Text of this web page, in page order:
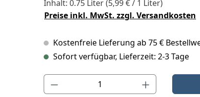
Inhalt: 0.75 Liter(5,99 € / 1 Liter)
Preise inkl. MwSt. zzgl. Versandkosten
Kostenfreie Lieferung ab 75 €
Sofort verfügbar, Lieferzeit: 2-3 Tage
Produkt Anzahl: Gib den gewünschten Wert ein